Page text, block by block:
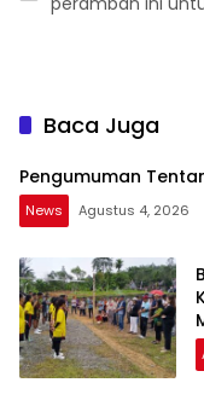
Baca Juga
Pengumuman
News Agustus 4, 2026